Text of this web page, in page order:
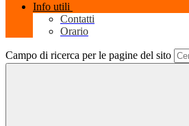
Info utili
Contatti
Orario
Campo di ricerca per le pagine del sito